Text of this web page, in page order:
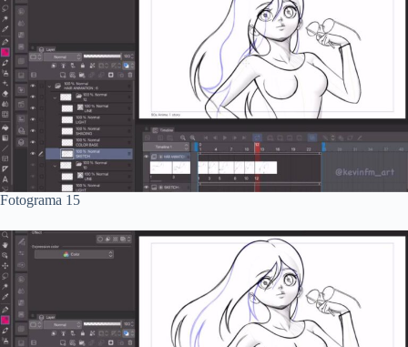
Fotograma 15